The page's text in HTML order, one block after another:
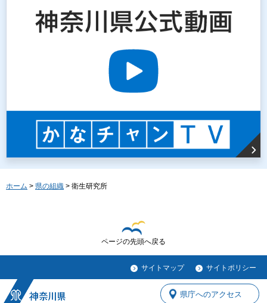
ホーム > 県の組織 > 衛生研究所
ページの先頭へ戻る
サイトマップ サイトポリシー
県庁へのアクセス